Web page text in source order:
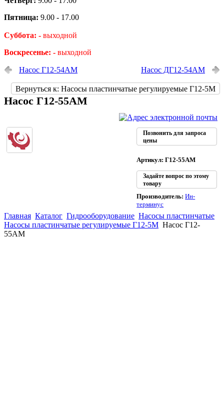
Пятница: 9.00 - 17.00
Суббота: - выходной
Воскресенье: - выходной
Насос Г12-54АМ Насос ДГ12-54АМ
Вернуться к: Насосы пластинчатые регулируемые Г12-5М
Насос Г12-55АМ
Позвонить для запроса
цены
Артикул: Г12-55АМ
Задайте вопрос по этому
товару
Производитель:Ин-
терминус
Главная Каталог Гидрооборудование Насосы пластинчатые
Насосы пластинчатые регулируемые Г12-5М Насос Г12-
55АМ